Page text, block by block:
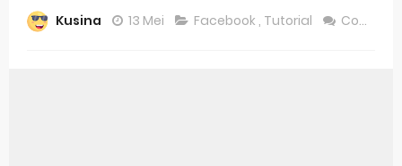
Kusina 13 Mei Facebook , Tutorial Comment